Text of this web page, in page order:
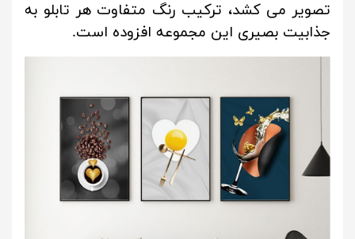
تصویر می کشد، ترکیب رنگ متفاوت هر تابلو به
جذابیت بصیری این مجموعه افزوده است.